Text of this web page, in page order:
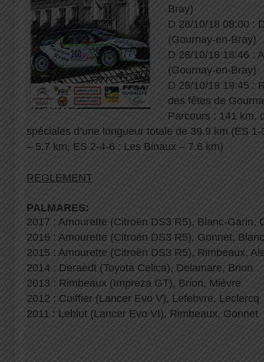
Bray)
D 28/10/18 08:00 :
(Gournay-en-Bray)
D 28/10/18 16:46 :
(Gournay-en-Bray)
D 28/10/18 19:45 :
des fêtes de
Parcours : 141 km,
spéciales d’une longueur totale de 39.9 km (ES
– 5.7 km, ES 2-4-6 : Les Binaux – 7.6 km)
REGLEMENT
PALMARES:
2017 : Amourette (Citroën DS3 R5), Blanc-Garin,
2016 : Amourette (Citroën DS3 R5), Gonnet,
2015 : Amourette (Citroën DS3 R5), Rimbeaux,
2014 : Deraedt (Toyota Celica), Delamare, Brion
2013 : Rimbeaux (Impreza GT), Brion, Mièvre
2012 : Coiffier (Lancer Evo V), Lefebvre, Leclercq
2011 : Leblut (Lancer Evo VI), Rimbeaux, Gonnet